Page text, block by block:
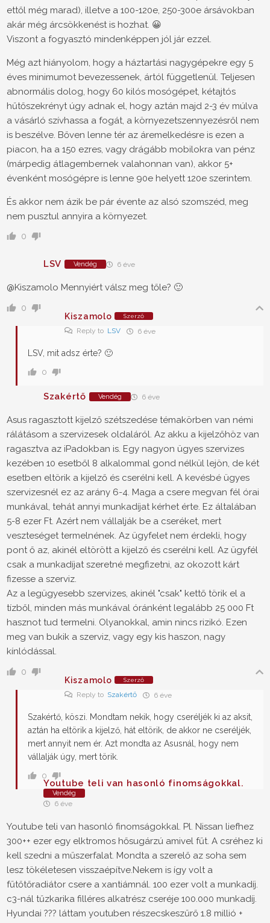
ettől még marad), illetve a 100-120e, 250-300e ársávokban
akár még árcsökkenést is hozhat. 😀
Viszont a fogyasztó mindenképpen jól jár ezzel.
Még azt hiányolom, hogy a háztartási nagygépekre egy 5
éves minimumot bevezessenek, ártól függetlenül. Teljesen
abnormális dolog, hogy 60 kilós mosógépet, kétajtós
hűtőszekrényt úgy adnak el, hogy aztán majd 2-3 év múlva
a vásárló szívhassa a fogát, a környezetszennyezésről nem
is beszélve. Bőven lenne tér az áremelkedésre is ezen a
piacon, ha a 150 ezres, vagy drágább mobilokra van pénz
(márpedig átlagembernek valahonnan van), akkor 5+
évenként mosógépre is lenne 90e helyett 120e szerintem.
És akkor nem ázik be pár évente az alsó szomszéd, meg
nem pusztul annyira a környezet.
0
LSV Vendég 6 éve
@Kiszamolo Mennyiért válsz meg tőle? 🙂
0
Kiszamolo
Szerző
Reply to LSV 6 éve
LSV, mit adsz érte? 🙂
0
Szakértő Vendég 6 éve
Asus ragasztott kijelző szétszedése témakörben van némi
rálátásom a szervizesek oldaláról. Az akku a kijelzőhöz van
ragasztva az iPadokban is. Egy nagyon ügyes szervizes
kezében 10 esetből 8 alkalommal gond nélkül lejön, de két
esetben eltörik a kijelző és cserélni kell. A kevésbé ügyes
szervizesnél ez az arány 6-4. Maga a csere megvan fél órai
munkával, tehát annyi munkadíjat kérhet érte. Ez általában
5-8 ezer Ft. Azért nem vállalják be a cseréket, mert
veszteséget termelnének. Az ügyfelet nem érdekli, hogy
pont ő az, akinél eltörött a kijelző és cserélni kell. Az ügyfél
csak a munkadíjat szeretné megfizetni, az okozott kárt
fizesse a szerviz.
Az a legügyesebb szervizes, akinél "csak" kettő törik el a
tízből, minden más munkával óránként legalább 25 000 Ft
hasznot tud termelni. Olyanokkal, amin nincs rizikó. Ezen
meg van bukik a szerviz, vagy egy kis haszon, nagy
kínlódással.
0
Kiszamolo
Szerző
Reply to Szakértő 6 éve
Szakértő, köszi. Mondtam nekik, hogy cseréljék ki az aksit,
aztán ha eltörik a kijelző, hát eltörik, de akkor ne cseréljék,
mert annyit nem ér. Azt mondta az Asusnál, hogy nem
vállalják úgy, mert törik.
0
Youtube teli van hasonló finomságokkal.
Vendég
6 éve
Youtube teli van hasonló finomságokkal. Pl. Nissan liefhez
300++ ezer egy elktromos hősugárzú amivel fűt. A csréhez ki
kell szedni a műszerfalat. Mondta a szerelő az soha sem
lesz tökéletesen visszaépítve.Nekem is így volt a
fűtőtőradiátor csere a xantiámnál. 100 ezer volt a munkadíj.
c3-nál tűzkarika filléres alkatrész cseréje 100.000 munkadíj.
Hyundai ??? láttam youtuben részecskeszűrő 1.8 millió +